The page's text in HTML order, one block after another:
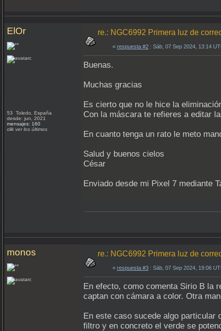
ElOr
53 Toledo, España
desde: jun, 2021
mensajes: 160
clik ver los últimos
re.: NGC6992 Primera luz de
« respuesta #2 : Sáb, 07 Sep 2024, 13:14
Buenas.
Muchas gracias
Es cierto que no le hice la
Con la máscara te refieres a editar
En cuanto tenga un rato le meto
Salud y buenos cielos
César
Enviado desde mi Pixel 7 mediante
monos re.: NGC6992 Primera luz de
« respuesta #3 : Sáb, 07 Sep 2024, 19:06
En efecto, como comenta Sirio B la
captan con cámara a color. Otra
En este caso sucede algo particular
filtro y en concreto el verde se